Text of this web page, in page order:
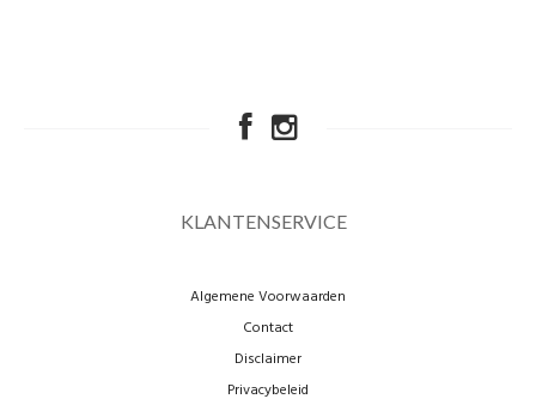
KLANTENSERVICE
Algemene Voorwaarden
Contact
Disclaimer
Privacybeleid